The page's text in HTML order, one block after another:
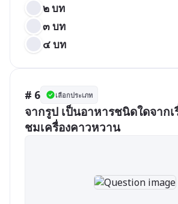
๒ บท
๓ บท
๔ บท
# 6 เลือกประเภท
จากรูป เป็นอาหารชนิดใดจากเ
ชมเครื่องคาวหวาน